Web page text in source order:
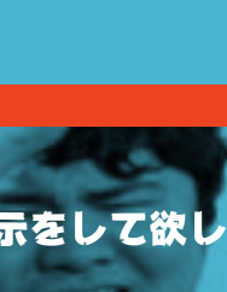
をして欲し